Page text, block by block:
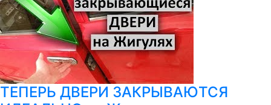
ТЕПЕРЬ ДВЕРИ ЗАКРЫВАЮТСЯ